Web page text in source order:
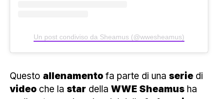
Un post condiviso da Sheamus (@wwesheamus)
Questo allenamento fa parte di una serie di
video che la star della WWE Sheamus ha